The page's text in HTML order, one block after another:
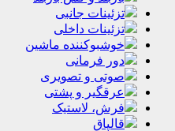
تزئینات جانبی
تزئینات داخلی
خوشبوکننده ماشین
دور فرمانی
صوتی و تصویری
عرقگیر و پشتی
فرش، لاستیک
قالپاق